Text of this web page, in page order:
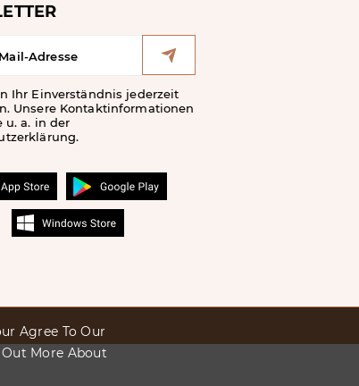
Agree To Our
Out More About
Ihr Einverständnis jederzeit
Unsere Kontaktinformationen
u. a. in der